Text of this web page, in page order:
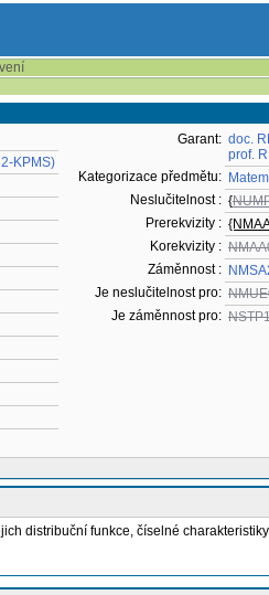
KPMS)
Garant: doc.
prof.
Kategorizace předmětu:
Neslučitelnost : {
Prerekvizity :
Korekvizity :
Záměnnost :
Je neslučitelnost pro:
Je záměnnost pro:
distribuční funkce, číselné